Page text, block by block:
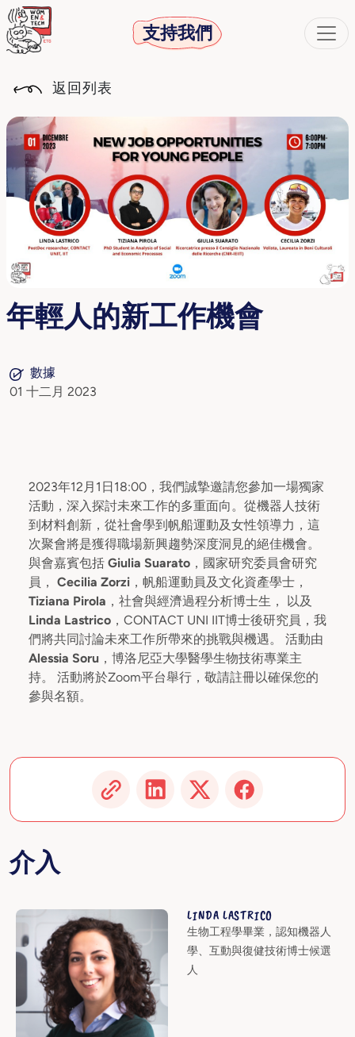
支持我們
返回列表
年輕人的新工作機會
數據
01 十二月 2023
2023年12月1日18:00，我們誠摯邀請您參加一場獨家
活動，深入探討未來工作的多重面向。從機器人技術
到材料創新，從社會學到帆船運動及女性領導力，這
次聚會將是獲得職場新興趨勢深度洞見的絕佳機會。
與會嘉賓包括 Giulia Suarato ，國家研究委員會研究
員， Cecilia Zorzi ，帆船運動員及文化資產學士，
Tiziana Pirola ，社會與經濟過程分析博士生， 以及
Linda Lastrico ，CONTACT UNI IIT博士後研究員，我
們將共同討論未來工作所帶來的挑戰與機遇。 活動由
Alessia Soru ，博洛尼亞大學醫學生物技術專業主
持。 活動將於Zoom平台舉行，敬請註冊以確保您的
參與名額。
介入
LINDA LASTRICO
生物工程學畢業，認知機器人
學、互動與復健技術博士候選
人